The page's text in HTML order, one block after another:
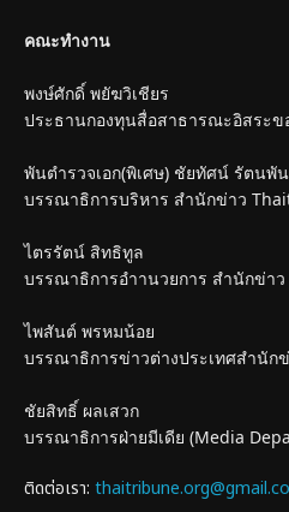
คณะทำงาน
พงษ์ศักดิ์ พยัฆวิเชียร
ประธานกองทุนสื่อสาธารณะอิสระ
พันตำรวจเอก(พิเศษ) ชัยทัศน์ รัตนพั
บรรณาธิการบริหาร สำนักข่าว
ไตรรัตน์ สิทธิทูล
บรรณาธิการอำานวยการ สำนักข่า
ไพสันต์ พรหมน้อย
บรรณาธิการข่าวต่างประเทศสำนัก
ชัยสิทธิ์ ผลเสวก
บรรณาธิการฝ่ายมีเดีย (Media
ติดต่อเรา: